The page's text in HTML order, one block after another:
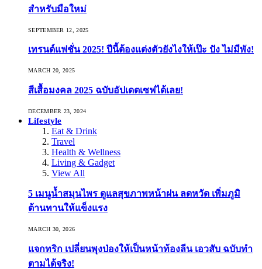
สำหรับมือใหม่
SEPTEMBER 12, 2025
เทรนด์แฟชั่น 2025! ปีนี้ต้องแต่งตัวยังไงให้เป๊ะ ปัง ไม่มีพัง!
MARCH 20, 2025
สีเสื้อมงคล 2025 ฉบับอัปเดตเซฟได้เลย!
DECEMBER 23, 2024
Lifestyle
Eat & Drink
Travel
Health & Wellness
Living & Gadget
View All
5 เมนูน้ำสมุนไพร ดูแลสุขภาพหน้าฝน ลดหวัด เพิ่มภูมิ
ต้านทานให้แข็งแรง
MARCH 30, 2026
แจกทริก เปลี่ยนพุงป่องให้เป็นหน้าท้องลีน เอวสับ ฉบับทำ
ตามได้จริง!